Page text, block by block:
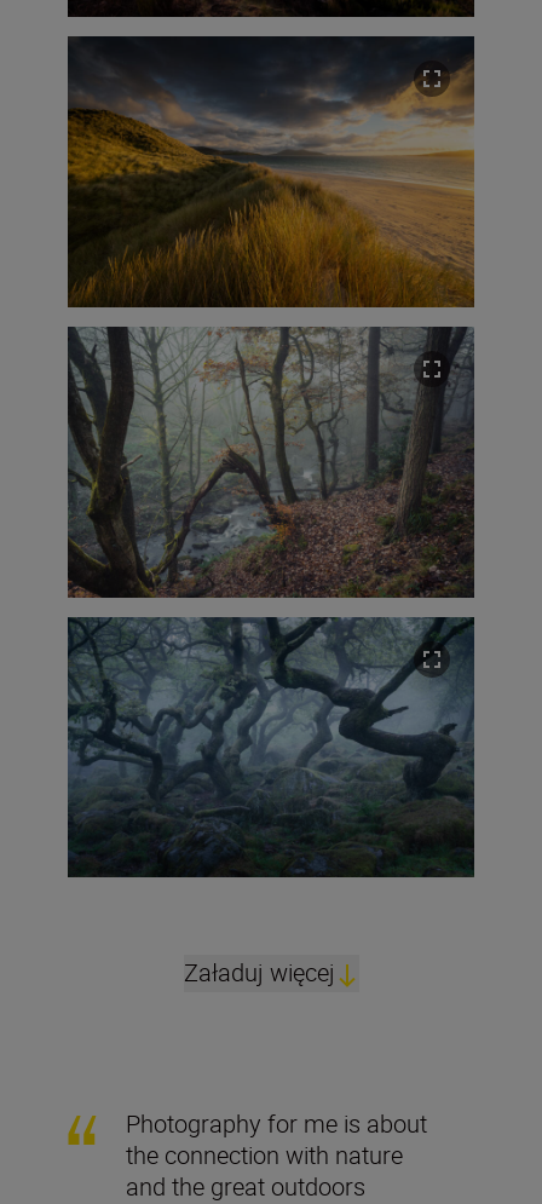
Załaduj więcej
Photography for me is about
the connection with nature
and the great outdoors